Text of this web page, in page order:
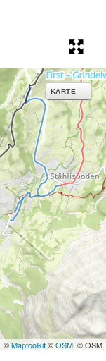
KARTE
©Maptoolkit©OSM, © OSM